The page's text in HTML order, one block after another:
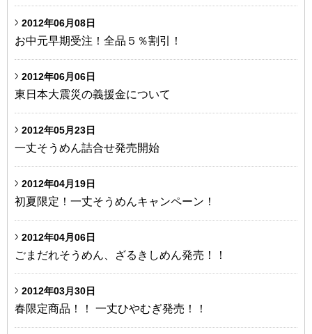
2012年06月08日
お中元早期受注！全品５％割引！
2012年06月06日
東日本大震災の義援金について
2012年05月23日
一丈そうめん詰合せ発売開始
2012年04月19日
初夏限定！一丈そうめんキャンペーン！
2012年04月06日
ごまだれそうめん、ざるきしめん発売！！
2012年03月30日
春限定商品！！ 一丈ひやむぎ発売！！